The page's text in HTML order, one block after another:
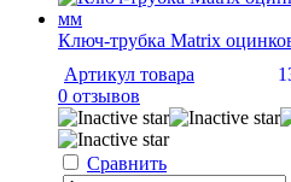
Ключ-трубка Matrix
Артикул товара
0 отзывов
Сравнить